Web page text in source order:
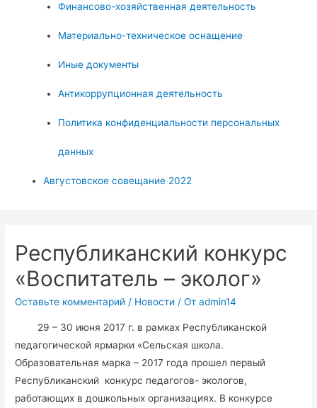
Финансово-хозяйственная деятельность
Материально-техническое оснащение
Иные документы
Антикоррупционная деятельность
Политика конфиденциальности персональных
данных
Августовское совещание 2022
Республиканский конкурс
«Воспитатель – эколог»
Оставьте комментарий / Новости / От admin14
29 – 30 июня 2017 г. в рамках Республиканской
педагогической ярмарки «Сельская школа.
Образовательная марка – 2017 года прошел первый
Республиканский конкурс педагогов- экологов,
работающих в дошкольных организациях. В конкурсе